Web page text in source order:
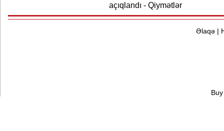
açıqlandı - Qiymətlər
Əlaqə|